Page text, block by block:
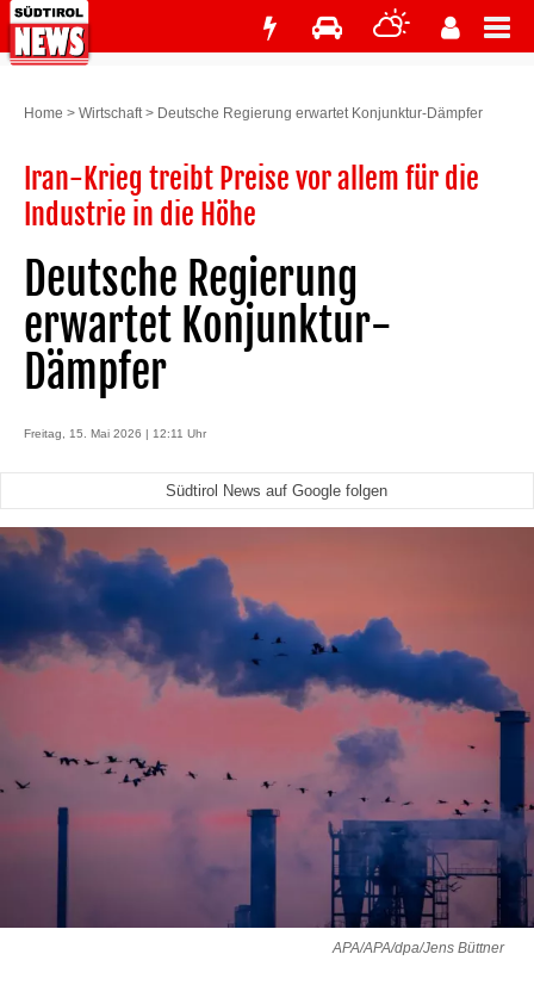
Home > Wirtschaft> Deutsche Regierung erwartet Konjunktur-Dämpfer
Iran-Krieg treibt Preise vor allem für die
Industrie in die Höhe
Deutsche Regierung
erwartet Konjunktur-
Dämpfer
Freitag, 15. Mai 2026 | 12:11 Uhr
Südtirol News auf Google folgen
APA/APA/dpa/Jens Büttner